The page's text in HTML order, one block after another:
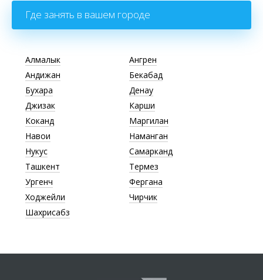
Где занять в вашем городе
Алмалык
Ангрен
Андижан
Бекабад
Бухара
Денау
Джизак
Карши
Коканд
Маргилан
Навои
Наманган
Нукус
Самарканд
Ташкент
Термез
Ургенч
Фергана
Ходжейли
Чирчик
Шахрисабз